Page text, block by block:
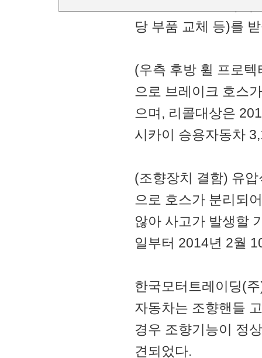
당 부품 교체 등)를
(우측 후방 휠 프로
으로 브레이크 호스
으며, 리콜대상은
시카이 승용자동차
(조향장치 결함) 유
으로 호스가 분리되
않아 사고가 발생할
일부터 2014년 2월
한국모터트레이딩(
자동차는 조향핸들
경우 조향기능이 정
견되었다.